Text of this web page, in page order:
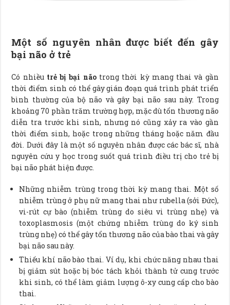
Một số nguyên nhân được biết đến gây
bại não ở trẻ
Có nhiều trẻ bị bại não trong thời kỳ mang thai và gần
thời điểm sinh có thể gây gián đoạn quá trình phát triển
bình thường của bộ não và gây bại não sau này. Trong
khoảng 70 phần trăm trường hợp, mặc dù tổn thương não
diễn tra trước khi sinh, nhưng nó cũng xảy ra vào gần
thời điểm sinh, hoặc trong những tháng hoặc năm đầu
đời. Dưới đây là một số nguyên nhân được các bác sĩ, nhà
nguyên cứu y học trong suốt quá trình điều trị cho trẻ bị
bại não phát hiện được.
Những nhiễm trùng trong thời kỳ mang thai. Một số
nhiễm trùng ở phụ nữ mang thai như rubella (sởi Đức),
vi-rút cự bào (nhiễm trùng do siêu vi trùng nhẹ) và
toxoplasmosis (một chứng nhiễm trùng do ký sinh
trùng nhẹ) có thể gây tổn thương não của bào thai và gây
bại não sau này.
Thiếu khí não bào thai. Ví dụ, khi chức năng nhau thai
bị giảm sút hoặc bị bóc tách khỏi thành tử cung trước
khi sinh, có thể làm giảm lượng ô-xy cung cấp cho bào
thai.